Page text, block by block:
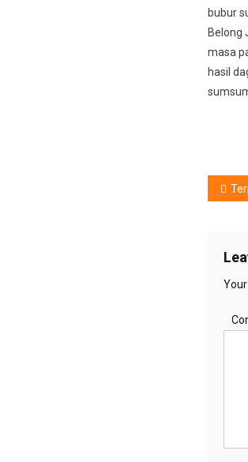
bubur
Belong
masa
hasil
Terpilih,